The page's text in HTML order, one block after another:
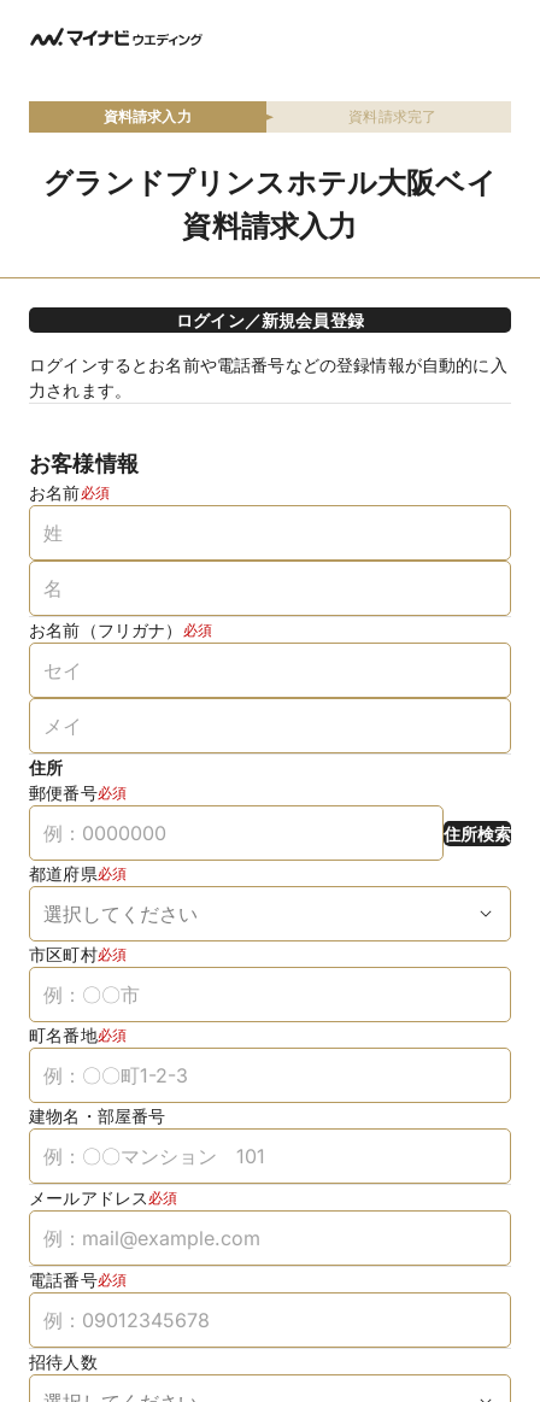
資料請求入力 資料請求完了
グランドプリンスホテル大阪ベイ
資料請求入力
ログイン／新規会員登録
ログインするとお名前や電話番号などの登録情報が自動的に入
力されます。
お客様情報
お名前必須
お名前（フリガナ） 必須
住所
郵便番号必須
住所検索
都道府県必須
市区町村必須
町名番地必須
建物名・部屋番号
メールアドレス 必須
電話番号必須
招待人数